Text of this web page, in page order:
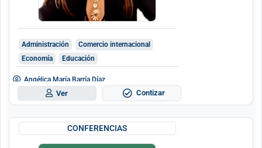
Administración
Comercio internacional
Economía
Educación
Angélica María Barría Díaz
Ver Contizar
CONFERENCIAS